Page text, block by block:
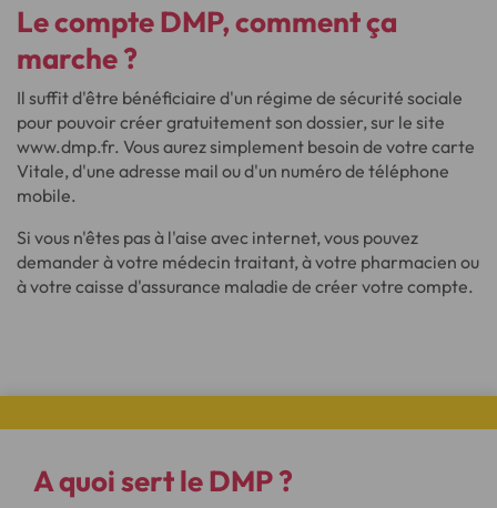
Lecompte DMP, comment ça
marche ?
Il suffit d'être bénéficiaire d'un régime de sécurité sociale
pour pouvoir créer gratuitement son dossier, sur le site
www.dmp.fr. Vous aurez simplement besoin de votre carte
Vitale, d'une adresse mail ou d'un numéro de téléphone
mobile.
Si vous n'êtes pas à l'aise avec internet, vous pouvez
demander à votre médecin traitant, à votre pharmacien ou
à votre caisse d'assurance maladie de créer votre compte.
A quoi sert leDMP?